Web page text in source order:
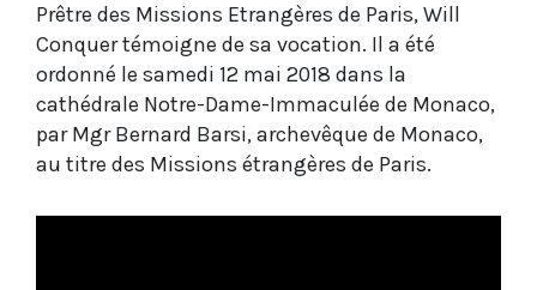
Prêtre des Missions Etrangères de Paris, Will
Conquer témoigne de sa vocation. Il a été
ordonné le samedi 12 mai 2018 dans la
cathédrale Notre-Dame-Immaculée de Monaco,
par Mgr Bernard Barsi, archevêque de Monaco,
au titre des Missions étrangères de Paris.